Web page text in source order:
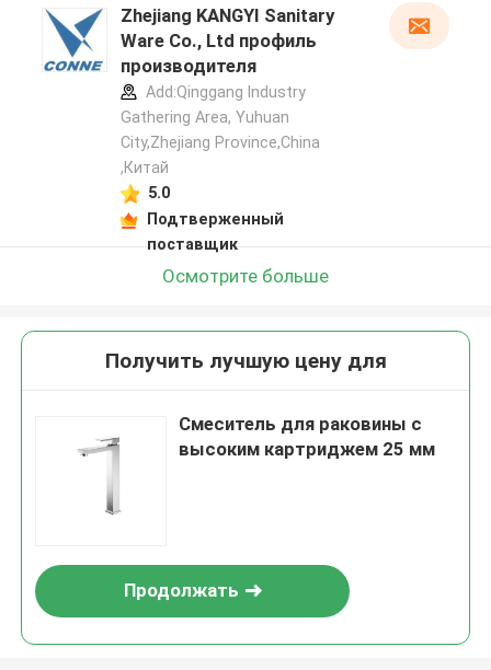
Zhejiang KANGYI Sanitary
Ware Co., Ltd профиль
производителя
Add:Qinggang lndustry
Gathering Area, Yuhuan
City,Zhejiang Province,China
,Китай
5.0
Подтверженный
поставщик
Осмотрите больше
Получить лучшую цену для
Смеситель для раковины с
высоким картриджем 25 мм
Продолжать